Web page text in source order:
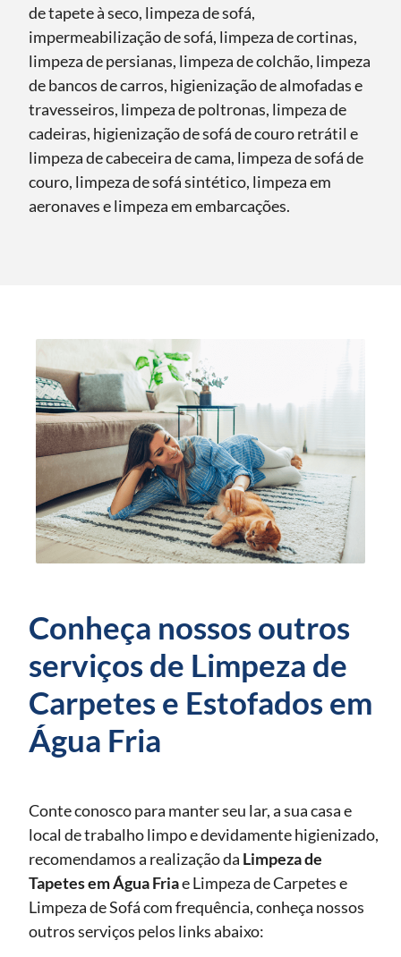
de tapete à seco, limpeza de sofá,
impermeabilização de sofá, limpeza de cortinas,
limpeza de persianas, limpeza de colchão, limpeza
de bancos de carros, higienização de almofadas e
travesseiros, limpeza de poltronas, limpeza de
cadeiras, higienização de sofá de couro retrátil e
limpeza de cabeceira de cama, limpeza de sofá de
couro, limpeza de sofá sintético, limpeza em
aeronaves e limpeza em embarcações.
Conheça nossos outros
serviços de Limpeza de
Carpetes e Estofados em
Água Fria
Conte conosco para manter seu lar, a sua casa e
local de trabalho limpo e devidamente higienizado,
recomendamos a realização da Limpeza de
Tapetesem Água Friae Limpeza de Carpetes e
Limpeza de Sofá com frequência, conheça nossos
outros serviços pelos links abaixo: